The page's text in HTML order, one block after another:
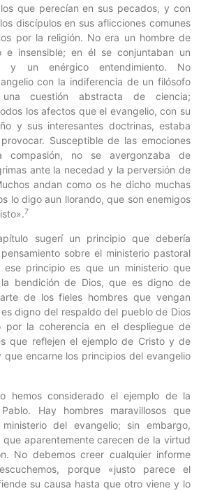
que perecían en sus pecados, y con
discípulos en sus aflicciones comunes
por la religión. No era un hombre de
e insensible; en él se conjuntaban un
y un enérgico entendimiento. No
con la indiferencia de un filósofo
cuestión abstracta de ciencia;
los afectos que el evangelio, con su
y sus interesantes doctrinas, estaba
Susceptible de las emociones
no se avergonzaba de
ante la necedad y la perversión de
andan como os he dicho muchas
lo digo aun llorando, que son enemigos
7
sugerí un principio que debería
sobre el ministerio pastoral
principio es que un ministerio que
bendición de Dios, que es digno de
de los fieles hombres que vengan
digno del respaldo del pueblo de Dios
por la coherencia en el despliegue de
que reflejen el ejemplo de Cristo y de
que encarne los principios del evangelio
hemos considerado el ejemplo de la
Hay hombres maravillosos que
del evangelio; sin embargo,
aparentemente carecen de la virtud
No debemos creer cualquier informe
porque «justo parece el
su causa hasta que otro viene y lo